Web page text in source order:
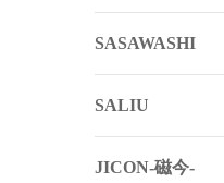
SASAWASHI
SALIU
JICON-磁今-